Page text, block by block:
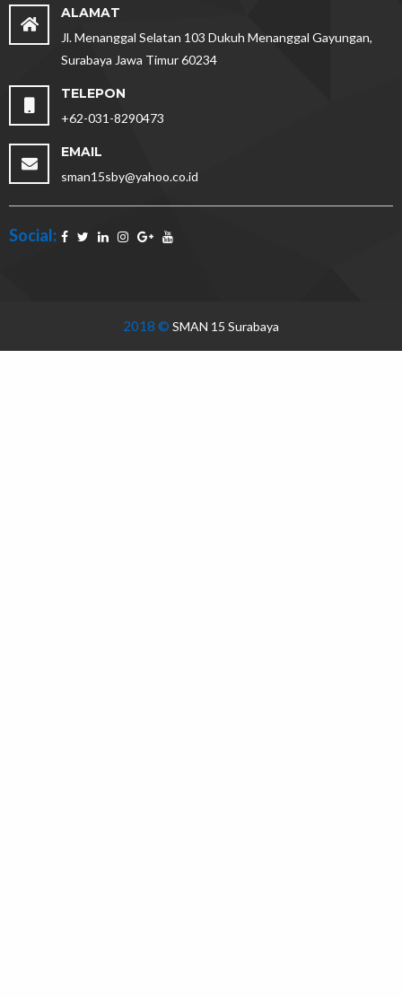
ALAMAT
Jl. Menanggal Selatan 103 Dukuh Menanggal Gayungan,
Surabaya Jawa Timur 60234
TELEPON
+62-031-8290473
EMAIL
sman15sby@yahoo.co.id
Social:
2018 © SMAN 15 Surabaya